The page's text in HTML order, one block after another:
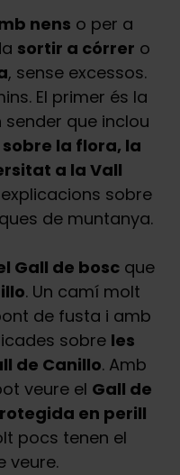
nens o per a
sortir a córrer o
, sense excessos.
El primer és la
sender que inclou
la flora, la
a la Vall
sobre
de muntanya.
Gall de bosc que
. Un camí molt
de fusta i amb
sobre les
de Canillo. Amb
veure el Gall de
en perill
pocs tenen el
veure.